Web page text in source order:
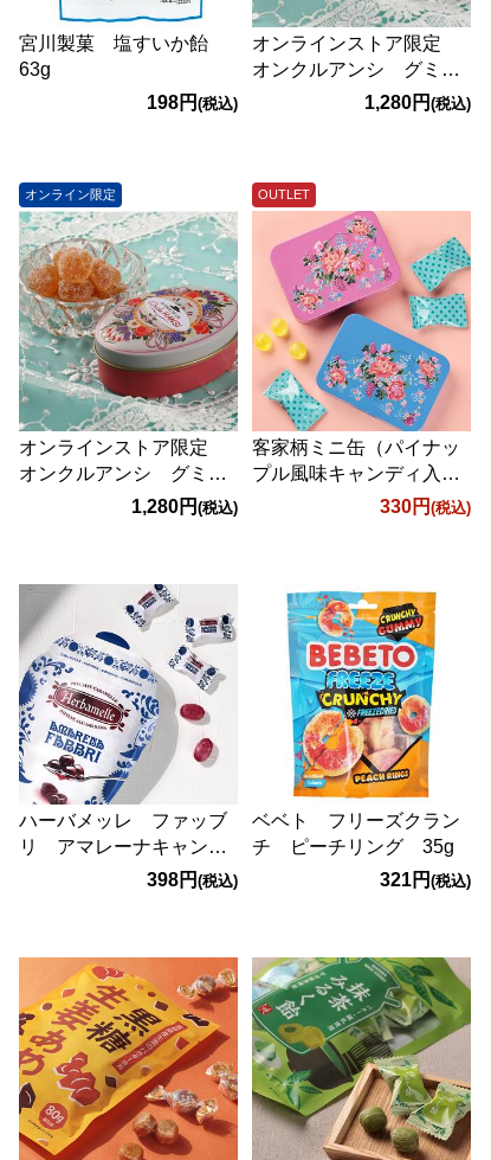
宮川製菓 塩すいか飴
63g
198円(税込)
オンラインストア限定
オンクルアンシ グミ
缶 フランボワーズ 1個
1,280円 (税込)
オンライン限定
オンラインストア限定
オンクルアンシ グミ
缶 ポム 1個1,280円(税込)
OUTLET
客家柄ミニ缶（パイナッ
プル風味キャンディ入
り） 1個【オンライン限
330円 (税込)
ハーバメッレ ファッブ
リ アマレーナキャンデ
398円(税込)
ベベト フリーズクラン
チ ピーチリング 35g
321円 (税込)